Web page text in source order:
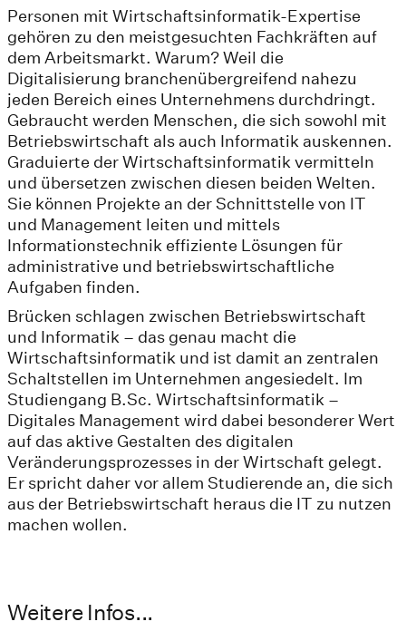
Personen mit Wirtschaftsinformatik-Expertise
gehören zu den meistgesuchten Fachkräften auf
dem Arbeitsmarkt. Warum? Weil die
Digitalisierung branchenübergreifend nahezu
jeden Bereich eines Unternehmens durchdringt.
Gebraucht werden Menschen, die sich sowohl mit
Betriebswirtschaft als auch Informatik auskennen.
Graduierte der Wirtschaftsinformatik vermitteln
und übersetzen zwischen diesen beiden Welten.
Sie können Projekte an der Schnittstelle von IT
und Management leiten und mittels
Informationstechnik effiziente Lösungen für
administrative und betriebswirtschaftliche
Aufgaben finden.
Brücken schlagen zwischen Betriebswirtschaft
und Informatik – das genau macht die
Wirtschaftsinformatik und ist damit an zentralen
Schaltstellen im Unternehmen angesiedelt. Im
Studiengang B.Sc. Wirtschaftsinformatik –
Digitales Management wird dabei besonderer Wert
auf das aktive Gestalten des digitalen
Veränderungsprozesses in der Wirtschaft gelegt.
Er spricht daher vor allem Studierende an, die sich
aus der Betriebswirtschaft heraus die IT zu nutzen
machen wollen.
Weitere Infos...